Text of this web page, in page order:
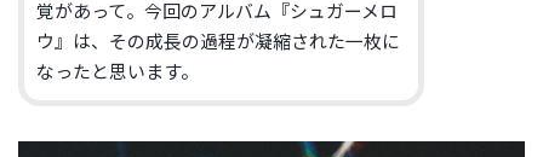
覚があって。今回のアルバム『シュガーメロ
ウ』は、その成長の過程が凝縮された一枚に
なったと思います。